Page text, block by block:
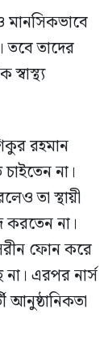
মানসিকভাবে
তাদের
রহমান
না।
তা স্থায়ী
করতেন না।
ফোন করে
এরপর নার্স
আনুষ্ঠানিকতা